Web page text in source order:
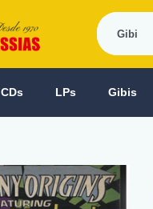
CDs LPs Gibis